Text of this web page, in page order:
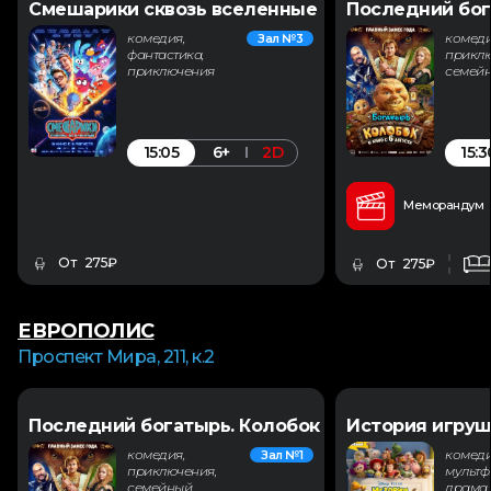
Смешарики сквозь вселенные
комедия,
фантастика,
приключения
Зал №3
15:05 6+ 2D
От 275₽
Последний
Меморандум
От 275₽
ЕВРОПОЛИС
Проспект Мира, 211, к.2
Последний богатырь. Колобок
комедия,
приключения,
семейный
Зал №1
История
драма,